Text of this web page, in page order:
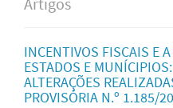
INCENTIVOS FISCAIS E
ESTADOS E
ALTERAÇÕES
PROVISÓRIA N.º 1.185/